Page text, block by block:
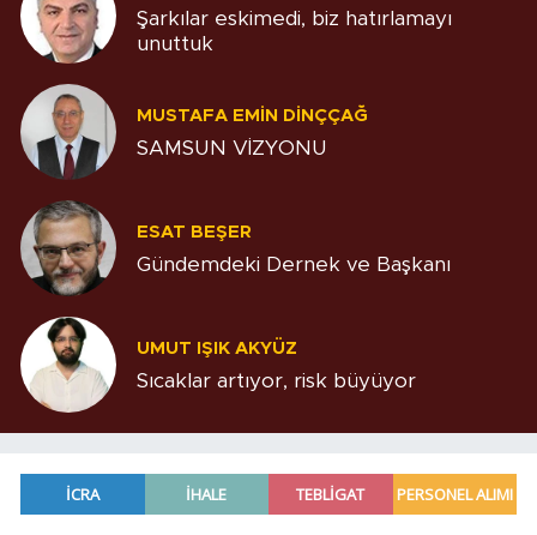
Şarkılar eskimedi, biz hatırlamayı
unuttuk
MUSTAFA EMIN DINÇÇAĞ
SAMSUN VİZYONU
ESAT BEŞER
Gündemdeki Dernek ve Başkanı
UMUT IŞIK AKYÜZ
Sıcaklar artıyor, risk büyüyor